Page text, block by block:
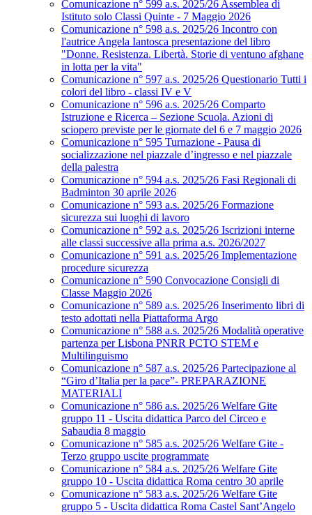
Comunicazione n° 599 a.s. 2025/26 Assemblea di
Istituto solo Classi Quinte - 7 Maggio 2026
Comunicazione n° 598 a.s. 2025/26 Incontro con
l'autrice Angela Iantosca presentazione del libro
"Donne. Resistenza. Libertà. Storie di ventuno afghane
in lotta per la vita"
Comunicazione n° 597 a.s. 2025/26 Questionario Tutti i
colori del libro - classi IV e V
Comunicazione n° 596 a.s. 2025/26 Comparto
Istruzione e Ricerca – Sezione Scuola. Azioni di
sciopero previste per le giornate del 6 e 7 maggio 2026
Comunicazione n° 595 Turnazione - Pausa di
socializzazione nel piazzale d’ingresso e nel piazzale
della palestra
Comunicazione n° 594 a.s. 2025/26 Fasi Regionali di
Badminton 30 aprile 2026
Comunicazione n° 593 a.s. 2025/26 Formazione
sicurezza sui luoghi di lavoro
Comunicazione n° 592 a.s. 2025/26 Iscrizioni interne
alle classi successive alla prima a.s. 2026/2027
Comunicazione n° 591 a.s. 2025/26 Implementazione
procedure sicurezza
Comunicazione n° 590 Convocazione Consigli di
Classe Maggio 2026
Comunicazione n° 589 a.s. 2025/26 Inserimento libri di
testo adottati nella Piattaforma Argo
Comunicazione n° 588 a.s. 2025/26 Modalità operative
partenza per Lisbona PNRR PCTO STEM e
Multilinguismo
Comunicazione n° 587 a.s. 2025/26 Partecipazione al
“Giro d’Italia per la pace”- PREPARAZIONE
MATERIALI
Comunicazione n° 586 a.s. 2025/26 Welfare Gite
gruppo 11 - Uscita didattica Parco del Circeo e
Sabaudia 8 maggio
Comunicazione n° 585 a.s. 2025/26 Welfare Gite -
Terzo gruppo uscite programmate
Comunicazione n° 584 a.s. 2025/26 Welfare Gite
gruppo 10 - Uscita didattica Roma centro 30 aprile
Comunicazione n° 583 a.s. 2025/26 Welfare Gite
gruppo 5 - Uscita didattica Roma Castel Sant’Angelo